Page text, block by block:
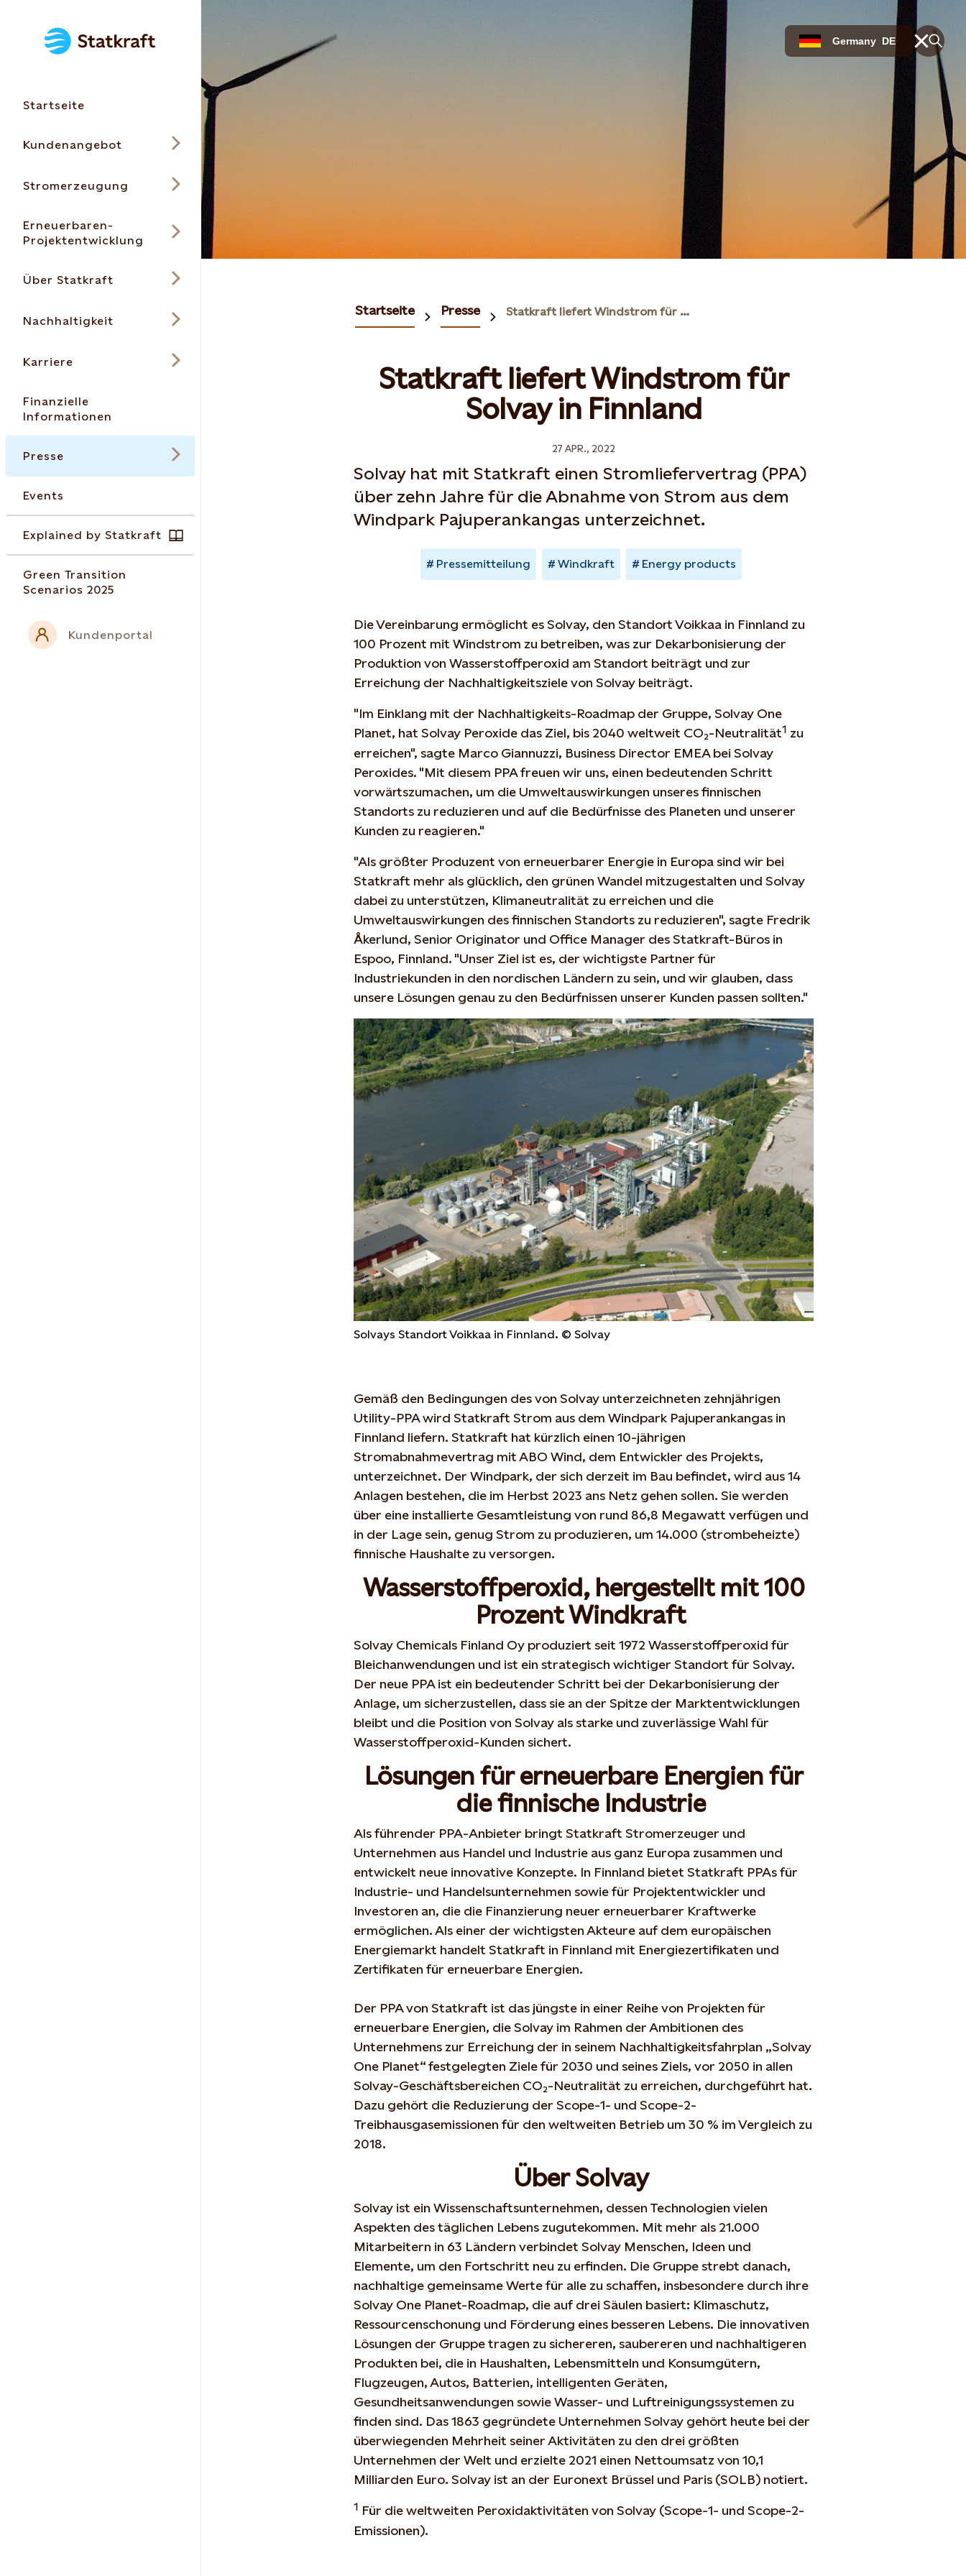
Startseite
Kundenangebot
Stromerzeugung
Erneuerbaren-
Projektentwicklung
Über Statkraft
Nachhaltigkeit
Karriere
Finanzielle
Informationen
Presse
Events
Explained by Statkraft
Green Transition
Scenarios 2025
Kundenportal
Germany DE
Startseite Presse Statkraft liefert Windstrom für Solvay in Finnland
Statkraft liefert Windstrom für
Solvay in Finnland
27 APR., 2022
Solvay hat mit Statkraft einen Stromliefervertrag (PPA)
über zehn Jahre für die Abnahme von Strom aus dem
Windpark Pajuperankangas unterzeichnet.
Pressemitteilung Windkraft Energy products
Die Vereinbarung ermöglicht es Solvay, den Standort Voikkaa in Finnland zu
100 Prozent mit Windstrom zu betreiben, was zur Dekarbonisierung der
Produktion von Wasserstoffperoxid am Standort beiträgt und zur
Erreichung der Nachhaltigkeitsziele von Solvay beiträgt.
"Im Einklang mit der Nachhaltigkeits-Roadmap der Gruppe, Solvay One
Planet, hat Solvay Peroxide das Ziel, bis 2040 weltweit CO₂-Neutralität1 zu
erreichen", sagte Marco Giannuzzi, Business Director EMEA bei Solvay
Peroxides. "Mit diesem PPA freuen wir uns, einen bedeutenden Schritt
vorwärtszumachen, um die Umweltauswirkungen unseres finnischen
Standorts zu reduzieren und auf die Bedürfnisse des Planeten und unserer
Kunden zu reagieren."
"Als größter Produzent von erneuerbarer Energie in Europa sind wir bei
Statkraft mehr als glücklich, den grünen Wandel mitzugestalten und Solvay
dabei zu unterstützen, Klimaneutralität zu erreichen und die
Umweltauswirkungen des finnischen Standorts zu reduzieren", sagte Fredrik
Åkerlund, Senior Originator und Office Manager des Statkraft-Büros in
Espoo, Finnland. "Unser Ziel ist es, der wichtigste Partner für
Industriekunden in den nordischen Ländern zu sein, und wir glauben, dass
unsere Lösungen genau zu den Bedürfnissen unserer Kunden passen sollten."
Solvays Standort Voikkaa in Finnland. © Solvay
Gemäß den Bedingungen des von Solvay unterzeichneten zehnjährigen
Utility-PPA wird Statkraft Strom aus dem Windpark Pajuperankangas in
Finnland liefern. Statkraft hat kürzlich einen 10-jährigen
Stromabnahmevertrag mit ABO Wind, dem Entwickler des Projekts,
unterzeichnet. Der Windpark, der sich derzeit im Bau befindet, wird aus 14
Anlagen bestehen, die im Herbst 2023 ans Netz gehen sollen. Sie werden
über eine installierte Gesamtleistung von rund 86,8 Megawatt verfügen und
in der Lage sein, genug Strom zu produzieren, um 14.000 (strombeheizte)
finnische Haushalte zu versorgen.
Wasserstoffperoxid, hergestellt mit 100
Prozent Windkraft
Solvay Chemicals Finland Oy produziert seit 1972 Wasserstoffperoxid für
Bleichanwendungen und ist ein strategisch wichtiger Standort für Solvay.
Der neue PPA ist ein bedeutender Schritt bei der Dekarbonisierung der
Anlage, um sicherzustellen, dass sie an der Spitze der Marktentwicklungen
bleibt und die Position von Solvay als starke und zuverlässige Wahl für
Wasserstoffperoxid-Kunden sichert.
Lösungen für erneuerbare Energien für
die finnische Industrie
Als führender PPA-Anbieter bringt Statkraft Stromerzeuger und
Unternehmen aus Handel und Industrie aus ganz Europa zusammen und
entwickelt neue innovative Konzepte. In Finnland bietet Statkraft PPAs für
Industrie- und Handelsunternehmen sowie für Projektentwickler und
Investoren an, die die Finanzierung neuer erneuerbarer Kraftwerke
ermöglichen. Als einer der wichtigsten Akteure auf dem europäischen
Energiemarkt handelt Statkraft in Finnland mit Energiezertifikaten und
Zertifikaten für erneuerbare Energien.
Der PPA von Statkraft ist das jüngste in einer Reihe von Projekten für
erneuerbare Energien, die Solvay im Rahmen der Ambitionen des
Unternehmens zur Erreichung der in seinem Nachhaltigkeitsfahrplan „Solvay
One Planet“ festgelegten Ziele für 2030 und seines Ziels, vor 2050 in allen
Solvay-Geschäftsbereichen CO₂-Neutralität zu erreichen, durchgeführt hat.
Dazu gehört die Reduzierung der Scope-1- und Scope-2-
Treibhausgasemissionen für den weltweiten Betrieb um 30 % im Vergleich zu
2018.
Über Solvay
Solvay ist ein Wissenschaftsunternehmen, dessen Technologien vielen
Aspekten des täglichen Lebens zugutekommen. Mit mehr als 21.000
Mitarbeitern in 63 Ländern verbindet Solvay Menschen, Ideen und
Elemente, um den Fortschritt neu zu erfinden. Die Gruppe strebt danach,
nachhaltige gemeinsame Werte für alle zu schaffen, insbesondere durch ihre
Solvay One Planet-Roadmap, die auf drei Säulen basiert: Klimaschutz,
Ressourcenschonung und Förderung eines besseren Lebens. Die innovativen
Lösungen der Gruppe tragen zu sichereren, saubereren und nachhaltigeren
Produkten bei, die in Haushalten, Lebensmitteln und Konsumgütern,
Flugzeugen, Autos, Batterien, intelligenten Geräten,
Gesundheitsanwendungen sowie Wasser- und Luftreinigungssystemen zu
finden sind. Das 1863 gegründete Unternehmen Solvay gehört heute bei der
überwiegenden Mehrheit seiner Aktivitäten zu den drei größten
Unternehmen der Welt und erzielte 2021 einen Nettoumsatz von 10,1
Milliarden Euro. Solvay ist an der Euronext Brüssel und Paris (SOLB) notiert.
1 Für die weltweiten Peroxidaktivitäten von Solvay (Scope-1- und Scope-2-
Emissionen).